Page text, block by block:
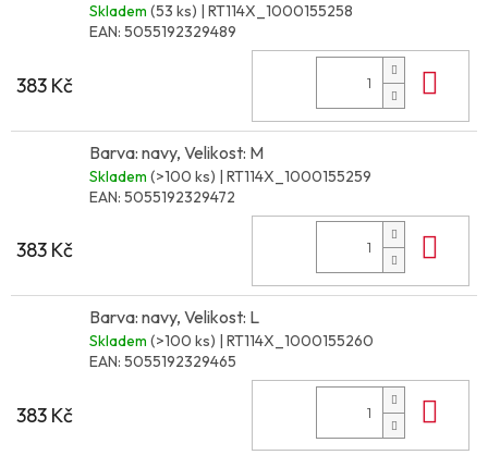
Skladem (53 ks) | RT114X_1000155258
EAN: 5055192329489
383 Kč
Barva: navy, Velikost: M
Skladem (>100 ks) | RT114X_1000155259
EAN: 5055192329472
383 Kč
Barva: navy, Velikost: L
Skladem (>100 ks) | RT114X_1000155260
EAN: 5055192329465
383 Kč